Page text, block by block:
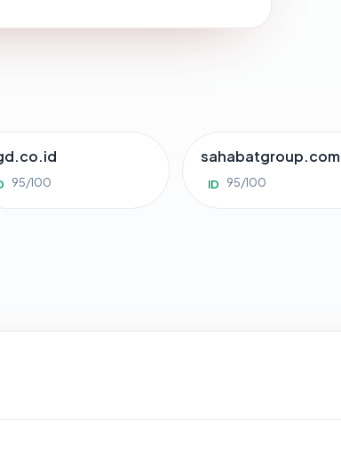
95/100
sahabatgroup.com
ID 95/100